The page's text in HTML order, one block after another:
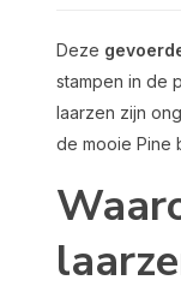
Deze
stampen in de
laarzen zijn
de mooie Pine